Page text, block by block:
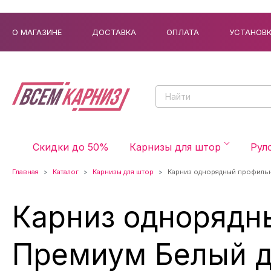
О МАГАЗИНЕ ДОСТАВКА ОПЛАТА
Скидки до 50% Карнизы для штор
Главная Каталог Карнизы для штор Карниз однорядный
Карниз
Премиум Белый